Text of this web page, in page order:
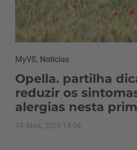
MyVS, Notícias
Opella. partilha
reduzir os
alergias nesta
14 Abril, 2025 14:04